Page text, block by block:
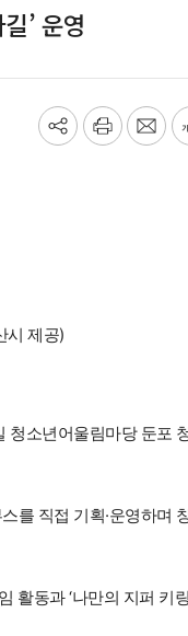
’ 운영
기
프
메
시 제공)
청소년어울림마당 둔포
를 직접 기획·운영하며
활동과 ‘나만의 지퍼 키